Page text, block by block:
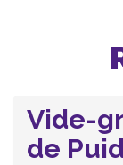
Vide-
de